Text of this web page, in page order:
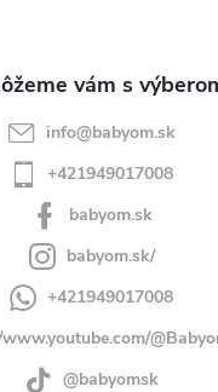
info@babyom.sk
+421949017008
babyom.sk
babyom.sk/
+421949017008
@babyomsk